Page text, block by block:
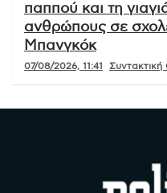
παππού και τη
ανθρώπους σε
Μπανγκόκ
07/08/2026, 11:41